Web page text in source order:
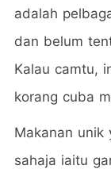
adalah
dan belum
Kalau camtu,
korang cuba
Makanan unik
sahaja iaitu